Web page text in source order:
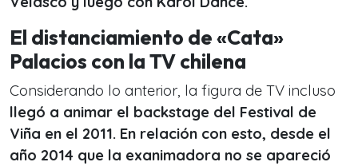
El distanciamiento de «Cata»
Palacios con la TV chilena
Considerando lo anterior, la figura de TV incluso
llegó a animar el backstage del Festival de
Viña en el 2011. En relación con esto, desde el
año 2014 que la exanimadora no se apareció